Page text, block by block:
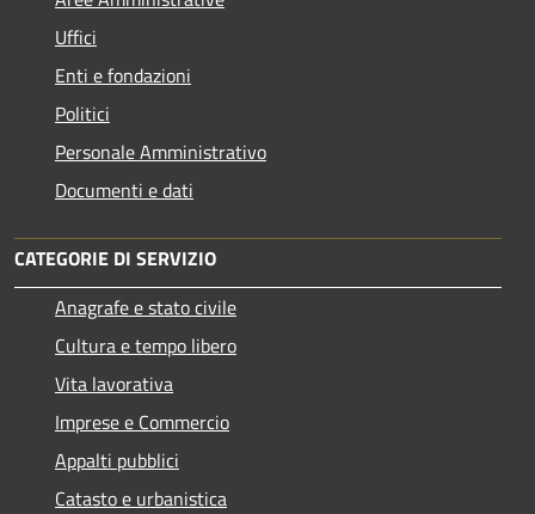
Uffici
Enti e fondazioni
Politici
Personale Amministrativo
Documenti e dati
CATEGORIE DI SERVIZIO
Anagrafe e stato civile
Cultura e tempo libero
Vita lavorativa
Imprese e Commercio
Appalti pubblici
Catasto e urbanistica